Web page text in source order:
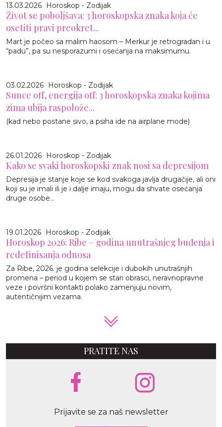
13.03.2026 Horoskop - Zodijak
Život se poboljšava: 3 horoskopska znaka koja će
osetiti pravi preokret...
Mart je počeo sa malim haosom – Merkur je retrogradan i u
“padu”, pa su nesporazumi i osećanja na maksimumu.
03.02.2026 Horoskop - Zodijak
Sunce off, energija off: 3 horoskopska znaka kojima
zima ubija raspolože...
(kad nebo postane sivo, a psiha ide na airplane mode)
26.01.2026 Horoskop - Zodijak
Kako se svaki horoskopski znak nosi sa depresijom
Depresija je stanje koje se kod svakoga javlja drugačije, ali oni
koji su je imali ili je i dalje imaju, mogu da shvate osećanja
druge osobe...
19.01.2026 Horoskop - Zodijak
Horoskop 2026: Ribe – godina unutrašnjeg buđenja i
redefinisanja odnosa
Za Ribe, 2026. je godina selekcije i dubokih unutrašnjih
promena – period u kojem se stari obrasci, neravnopravne
veze i površni kontakti polako zamenjuju novim,
autentičnijim vezama.
PRATITE NAS
Prijavite se za naš newsletter